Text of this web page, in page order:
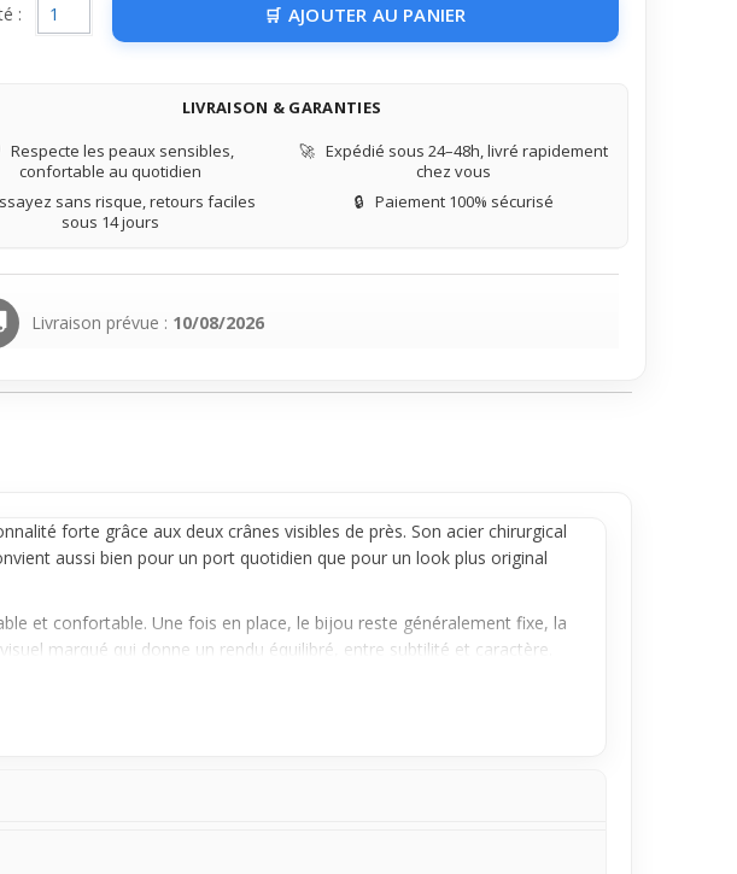
: AJOUTER AU PANIER
LIVRAISON & GARANTIES
Respecte les peaux sensibles,
confortable au quotidien
🚀 Expédié sous 24–48h, livré rapidement
chez vous
sans risque, retours faciles
sous 14 jours
🔒 Paiement 100% sécurisé
Livraison prévue : 10/08/2026
forte grâce aux deux crânes visibles de près. Son acier chirurgical
aussi bien pour un port quotidien que pour un look plus original
et confortable. Une fois en place, le bijou reste généralement fixe, la
marqué qui donne un rendu équilibré, entre subtilité et caractère.
sur le confort au quotidien.